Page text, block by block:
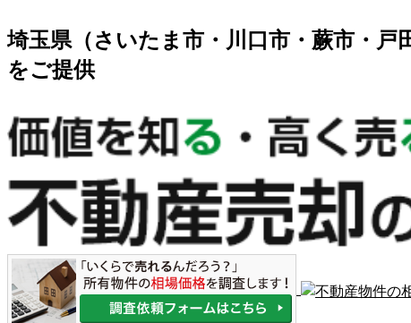
埼玉県（さいたま市・川口市・蕨市・
をご提供